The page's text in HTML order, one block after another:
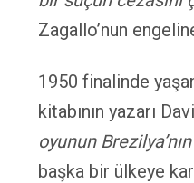
Zagallo’nun
1950 finalinde
kitabının yazarı
oyunun
başka bir ülkeye